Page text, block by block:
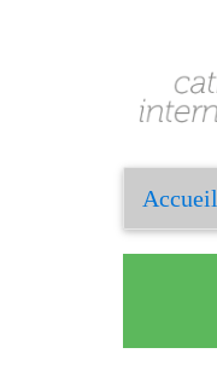
Accueil